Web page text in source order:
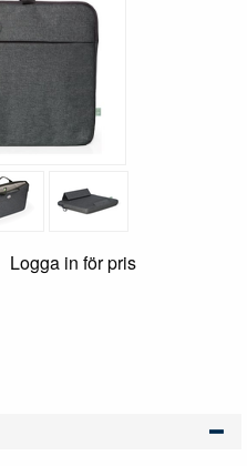
Logga in för pris